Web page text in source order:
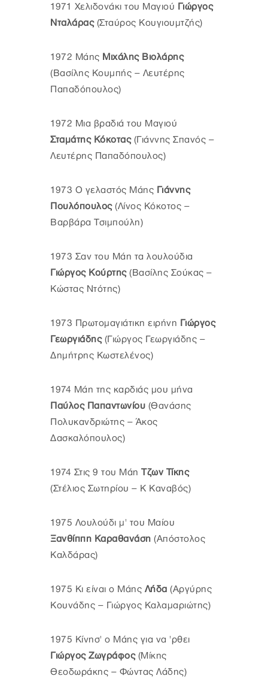
1971 Χελιδονάκι του Μαγιού Γιώργος
Νταλάρας (Σταύρος Κουγιουμτζής)
1972 Μάης Μιχάλης Βιολάρης
(Βασίλης Κουμπής – Λευτέρης
Παπαδόπουλος)
1972 Μια βραδιά του Μαγιού
Σταμάτης Κόκοτας(Γιάννης Σπανός –
Λευτέρης Παπαδόπουλος)
1973 Ο γελαστός Μάης Γιάννης
Πουλόπουλος(Λίνος Κόκοτος –
Βαρβάρα Τσιμπούλη)
1973 Σαν του Μάη τα λουλούδια
Γιώργος Κούρτης (Βασίλης Σούκας –
Κώστας Ντότης)
1973 Πρωτομαγιάτικη ειρήνη Γιώργος
Γεωργιάδης(Γιώργος Γεωργιάδης –
Δημήτρης Κωστελένος)
1974 Μάη της καρδιάς μου μήνα
Παύλος Παπαντωνίου (Θανάσης
Πολυκανδριώτης – Άκος
Δασκαλόπουλος)
1974 Στις 9 του Μάη Τζων Τίκης
(Στέλιος Σωτηρίου – Κ Καναβός)
1975 Λουλούδι μ' του Μαίου
Ξανθίππη Καραθανάση (Απόστολος
Καλδάρας)
1975 Κι είναι ο Μάης Λήδα (Αργύρης
Κουνάδης – Γιώργος Καλαμαριώτης)
1975 Κίνησ' ο Μάης για να 'ρθει
Γιώργος Ζωγράφος (Μίκης
Θεοδωράκης – Φώντας Λάδης)